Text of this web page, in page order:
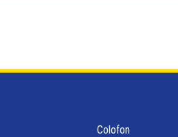
Colofon